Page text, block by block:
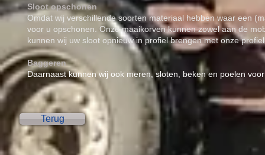
Sloot opschonen
Omdat wij verschillende soorten materiaal hebben waar een
voor u opschonen. Onze maaikorven kunnen zowel aan de
kunnen wij uw sloot opnieuw in profiel brengen met onze
Baggeren
Daarnaast kunnen wij ook meren, sloten, beken en poelen
Terug